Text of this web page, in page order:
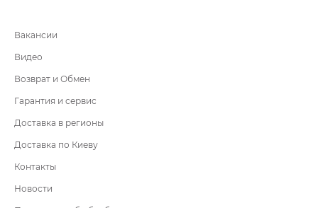
Вакансии
Видео
Возврат и Обмен
Гарантия и сервис
Доставка в регионы
Доставка по Киеву
Контакты
Новости